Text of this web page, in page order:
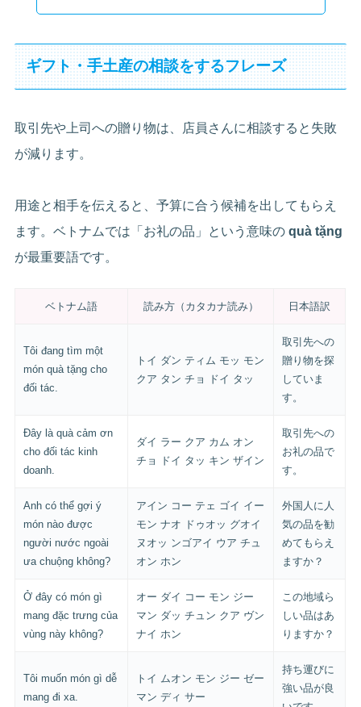
ギフト・手土産の相談をするフレーズ
取引先や上司への贈り物は、店員さんに相談すると失敗
が減ります。
用途と相手を伝えると、予算に合う候補を出してもらえ
ます。ベトナムでは「お礼の品」という意味のquà tặng
が最重要語です。
ベトナム語 読み方（カタカナ読み） 日本語訳
Tôi đang tìm một
món quà tặng cho
đối tác.
トイ ダン ティム モッ モン
クア タン チョ ドイ タッ
取引先への
贈り物を探
していま
す。
Đây là quà cảm ơn
cho đối tác kinh
doanh.
ダイ ラー クア カム オン
チョ ドイ タッ キン ザイン
取引先への
お礼の品で
す。
Anh có thể gợi ý
món nào được
người nước ngoài
ưa chuộng không?
アイン コー テェ ゴイ イー
モン ナオ ドゥオッ グオイ
ヌオッ ンゴアイ ウア チュ
オン ホン
外国人に人
気の品を勧
めてもらえ
ますか？
Ở đây có món gì
mang đặc trưng của
vùng này không?
オー ダイ コー モン ジー
マン ダッ チュン クア ヴン
ナイ ホン
この地域ら
しい品はあ
りますか？
Tôi muốn món gì dễ
mang đi xa.
トイ ムオン モン ジー ゼー
マン ディ サー
持ち運びに
強い品が良